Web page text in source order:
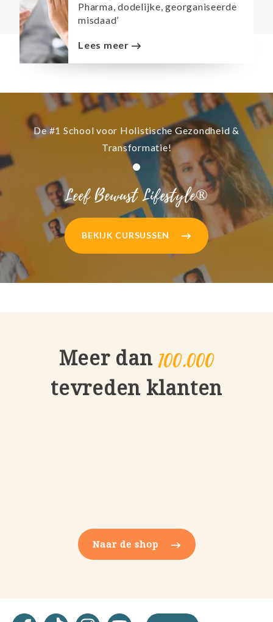
Pharma, dodelijke, georganiseerde
misdaad’
Lees meer
De #1 School voor Holistische Gezondheid &
Transformatie!
Leef Bewust Lifestyle®
BEKIJK CURSUSSEN
Meer dan 100.000
tevreden klanten
Naar de shop